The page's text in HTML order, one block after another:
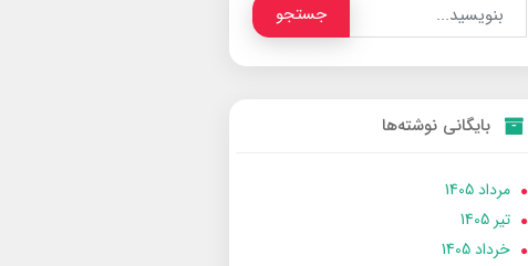
جستجو
بایگانی نوشته‌ها
مرداد 1405
تير 1405
خرداد 1405